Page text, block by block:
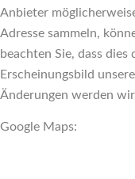
Anbieter
Adresse sammeln,
beachten Sie, dass
Erscheinungsbild
Änderungen werden
Google Maps: